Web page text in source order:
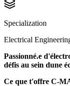
Specialization
Electrical
Passionné.e
défis au sein dune
Ce que t'offre C-